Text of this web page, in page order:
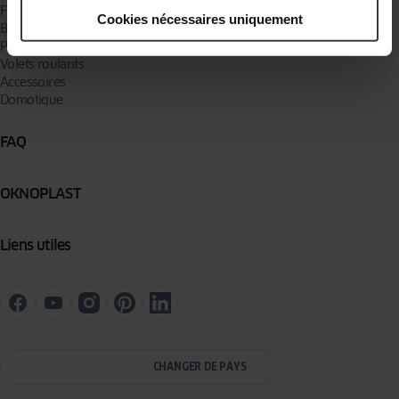
Cookies nécessaires uniquement
Fenêtres
Baies coulissantes
Portes d’entrée
Volets roulants
Accessoires
Domotique
FAQ
OKNOPLAST
Liens utiles
CHANGER DE PAYS